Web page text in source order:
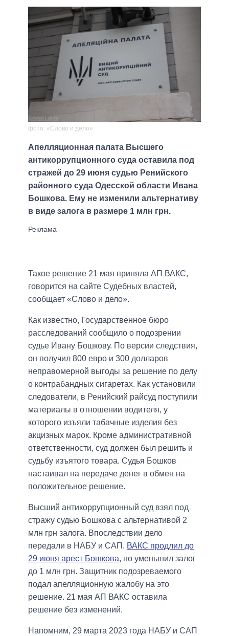
фото: «Слово и дело»
Апелляционная палата Высшего
антикоррупционного суда оставила под
стражей до 29 июня судью Ренийского
районного суда Одесской области Ивана
Бошкова. Ему не изменили альтернативу
в виде залога в размере 1 млн грн.
Такое решение 21 мая приняла АП ВАКС,
говорится на сайте Судебных властей,
сообщает «Слово и дело».
Как известно, Государственное бюро
расследований сообщило о подозрении
судье Ивану Бошкову. По версии следствия,
он получил 800 евро и 300 долларов
неправомерной выгоды за решение по делу
о контрабандных сигаретах. Как установили
следователи, в Ренийский райсуд поступили
материалы в отношении водителя, у
которого изъяли табачные изделия без
акцизных марок. Кроме административной
ответственности, суд должен был решить и
судьбу изъятого товара. Судья Бошков
настаивал на передаче денег в обмен на
положительное решение.
Высший антикоррупционный суд взял под
стражу судью Бошкова с альтернативой 2
млн грн залога. Впоследствии дело
передали в НАБУ и САП. ВАКС продлил до
29 июня арест Бошкова, но уменьшил залог
до 1 млн грн. Защитник подозреваемого
подал апелляционную жалобу на это
решение. 21 мая АП ВАКС оставила
решение без изменений.
Напомним, 29 марта 2023 года НАБУ и САП